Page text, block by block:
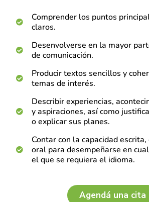
Comprender los puntos
claros.
Desenvolverse en la mayor
de comunicación.
Producir textos sencillos y
temas de interés.
Describir experiencias,
y aspiraciones, así como
o explicar sus planes.
Contar con la capacidad
oral para desempeñarse en
el que se requiera el idioma.
Agendá una cita